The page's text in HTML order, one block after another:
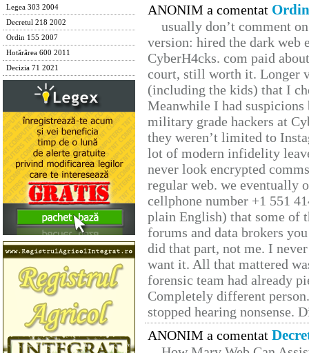
Legea 303 2004
Decretul 218 2002
Ordin 155 2007
Hotărârea 600 2011
Decizia 71 2021
ANONIM a comentat
usually don’t comment
version: hired the dark web
CyberH4cks. com paid
court, still worth it. Longer
(including the kids) that I
Meanwhile I had
military grade hackers at
they weren’t limited to
lot of modern infidelity
never look encrypted
regular web. we eventually
cellphone number +1 551
plain English) that some of
forums and data brokers
did that part, not me. I
want it. All that mattered
forensic team had already
Completely different
stopped hearing nonsense.
ANONIM a comentat